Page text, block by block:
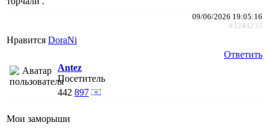
09/06/2026 19:05:16
#3244233
Нравится DoraNi
Ответить
Antez
Посетитель
442 897
Мои заморыши